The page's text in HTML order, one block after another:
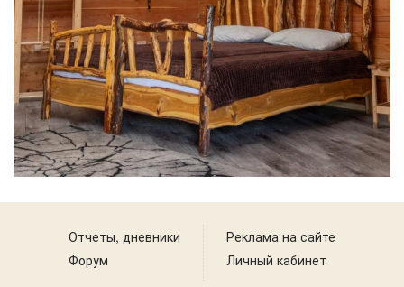
Отчеты, дневники
Форум
Реклама на сайте
Личный кабинет